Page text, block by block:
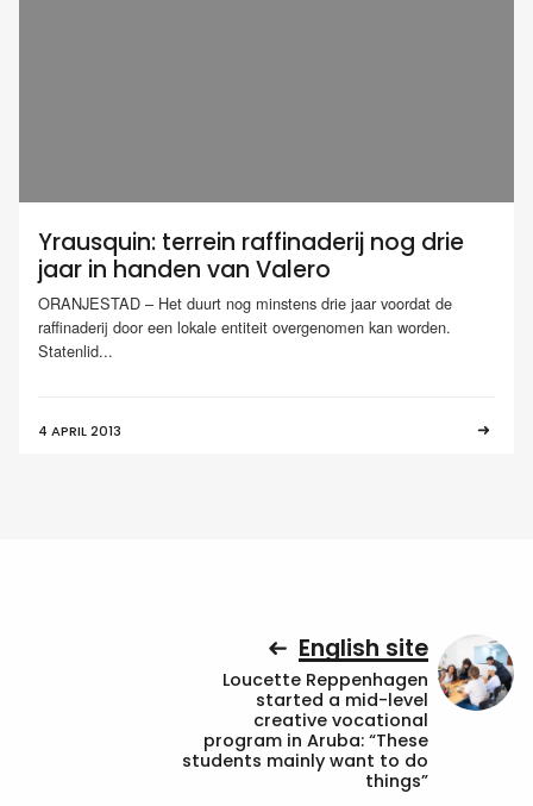
Yrausquin: terrein raffinaderij nog drie
jaar in handen van Valero
ORANJESTAD – Het duurt nog minstens drie jaar voordat de
raffinaderij door een lokale entiteit overgenomen kan worden.
Statenlid...
4 APRIL 2013
English site
Loucette Reppenhagen
started a mid-level
creative vocational
program in Aruba: “These
students mainly want to do
things”